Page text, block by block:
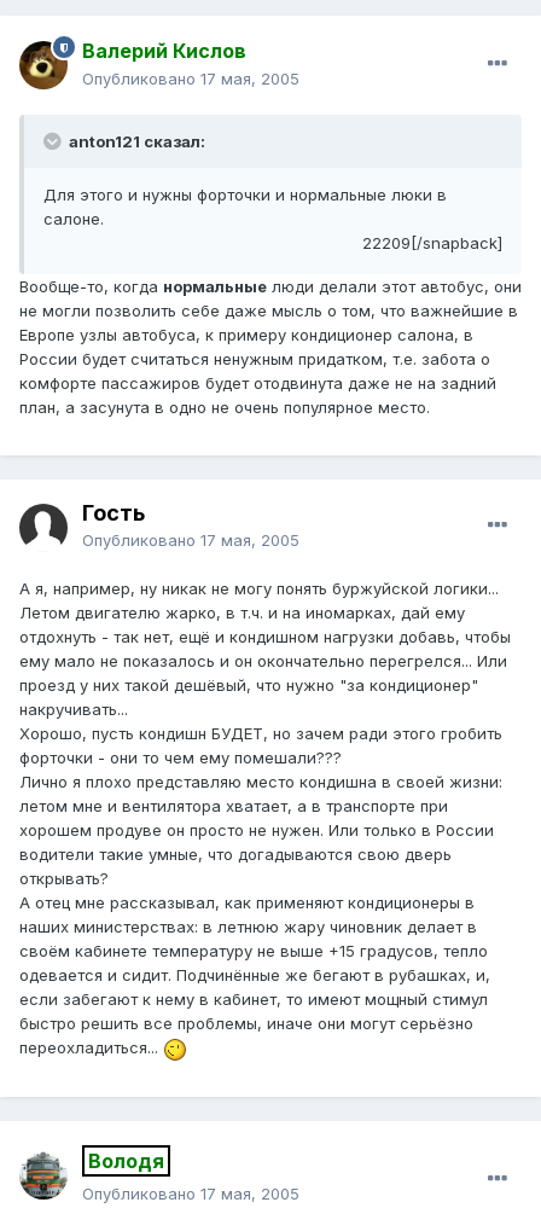
Валерий Кислов
Опубликовано 17 мая, 2005
anton121 сказал:
Для этого и нужны форточки и нормальные люки в
салоне.
22209[/snapback]
Вообще-то, когда нормальные люди делали этот автобус, они
не могли позволить себе даже мысль о том, что важнейшие в
Европе узлы автобуса, к примеру кондиционер салона, в
России будет считаться ненужным придатком, т.е. забота о
комфорте пассажиров будет отодвинута даже не на задний
план, а засунута в одно не очень популярное место.
Гость
Опубликовано 17 мая, 2005
А я, например, ну никак не могу понять буржуйской логики...
Летом двигателю жарко, в т.ч. и на иномарках, дай ему
отдохнуть - так нет, ещё и кондишном нагрузки добавь, чтобы
ему мало не показалось и он окончательно перегрелся... Или
проезд у них такой дешёвый, что нужно "за кондиционер"
накручивать...
Хорошо, пусть кондишн БУДЕТ, но зачем ради этого гробить
форточки - они то чем ему помешали???
Лично я плохо представляю место кондишна в своей жизни:
летом мне и вентилятора хватает, а в транспорте при
хорошем продуве он просто не нужен. Или только в России
водители такие умные, что догадываются свою дверь
открывать?
А отец мне рассказывал, как применяют кондиционеры в
наших министерствах: в летнюю жару чиновник делает в
своём кабинете температуру не выше +15 градусов, тепло
одевается и сидит. Подчинённые же бегают в рубашках, и,
если забегают к нему в кабинет, то имеют мощный стимул
быстро решить все проблемы, иначе они могут серьёзно
переохладиться...
Володя
Опубликовано 17 мая, 2005